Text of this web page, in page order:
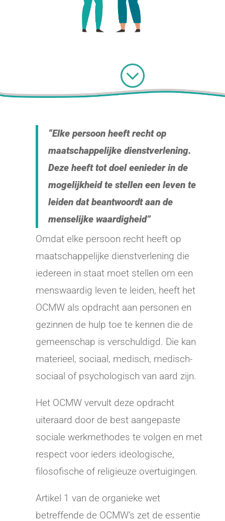
;
“Elke persoon heeft recht op
maatschappelijke dienstverlening.
Deze heeft tot doel eenieder in de
mogelijkheid te stellen een leven te
leiden dat beantwoordt aan de
menselijke waardigheid”
Omdat elke persoon recht heeft op
maatschappelijke dienstverlening die
iedereen in staat moet stellen om een
menswaardig leven te leiden, heeft het
OCMW als opdracht aan personen en
gezinnen de hulp toe te kennen die de
gemeenschap is verschuldigd. Die kan
materieel, sociaal, medisch, medisch-
sociaal of psychologisch van aard zijn.
Het OCMW vervult deze opdracht
uiteraard door de best aangepaste
sociale werkmethodes te volgen en met
respect voor ieders ideologische,
filosofische of religieuze overtuigingen.
Artikel 1 van de organieke wet
betreffende de OCMW’s zet de essentie